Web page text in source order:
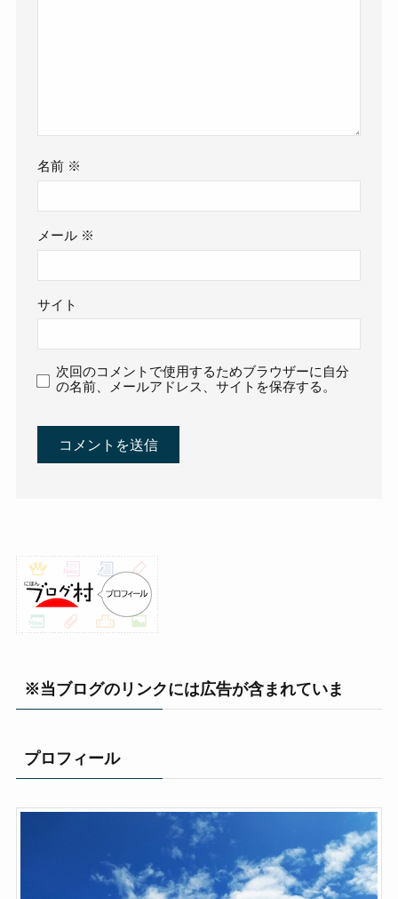
名前 ※
メール ※
サイト
次回のコメントで使用するためブラウザーに自分
の名前、メールアドレス、サイトを保存する。
※当ブログのリンクには広告が含まれていま
プロフィール